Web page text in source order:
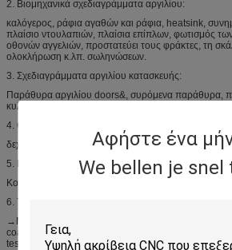
Αφήστε ένα
We bellen je snel
2. Βιομηχανικά σχεδιαγράμματα αργιλίου:
καλόγερος, ράφια αγαθών και ράφια, heatsink,
πλαίσιο ντουλαπιών, πλαίσια επίπλων, φωτισμός
οθονών αγγελιών, προστατεύει τους φράκτες, τη
ολοκλήρωση κ.λπ. σωληνώσεων.
3. Σχεδιαγράμματα αργιλίου κατασκευής:
Παράθυρα αργιλίου doors&, συρόμενα παράθυρα,
κυλίνδρων, διαδρομή κουρτινών, κ.λπ.
4. COEM & ODM:
δεχτείτε σχέδια και τα σχέδια των πελατών τα των
5. Βαθιά επεξεργασία:
Κοπή, punching, διάτρηση, τρύπημα, άλεση, κάμψη,
6. Τεχνολογική διαδικασία κατασκευής:
→Melting και casting→Homogenizing
coating→Pouring λάστιχο πλινθωμάτων αλουμινίου
test→Packing→Warehouse→Delivery